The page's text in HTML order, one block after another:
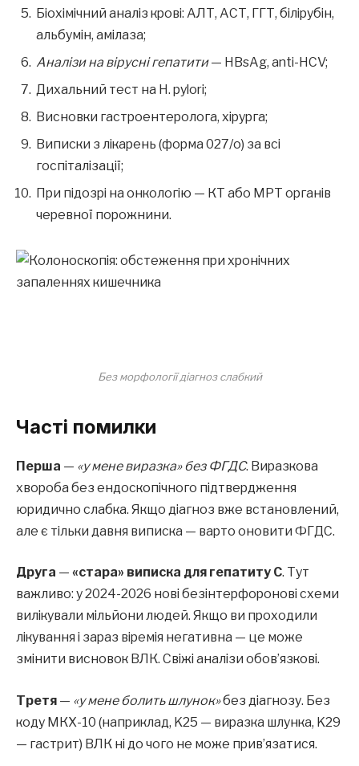
Біохімічний аналіз крові: АЛТ, АСТ, ГГТ, білірубін,
альбумін, амілаза;
Аналізи на вірусні гепатити— HBsAg, anti-HCV;
Дихальний тест на H. pylori;
Висновки гастроентеролога, хірурга;
Виписки з лікарень (форма 027/о) за всі
госпіталізації;
При підозрі на онкологію — КТ або МРТ органів
черевної порожнини.
Без морфології діагноз слабкий
Часті помилки
Перша — «у мене виразка» без ФГДС. Виразкова
хвороба без ендоскопічного підтвердження
юридично слабка. Якщо діагноз вже встановлений,
але є тільки давня виписка — варто оновити ФГДС.
Друга — «стара» виписка для гепатиту C. Тут
важливо: у 2024-2026 нові безінтерфоронові схеми
вилікували мільйони людей. Якщо ви проходили
лікування і зараз віремія негативна — це може
змінити висновок ВЛК. Свіжі аналізи обов’язкові.
Третя — «у мене болить шлунок»без діагнозу. Без
коду МКХ-10 (наприклад, K25 — виразка шлунка, K29
— гастрит) ВЛК ні до чого не може прив’язатися.